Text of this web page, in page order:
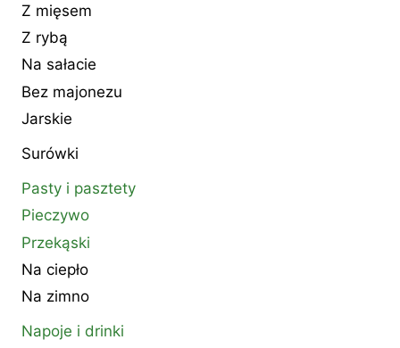
Z mięsem
Z rybą
Na sałacie
Bez majonezu
Jarskie
Surówki
Pasty i pasztety
Pieczywo
Przekąski
Na ciepło
Na zimno
Napoje i drinki